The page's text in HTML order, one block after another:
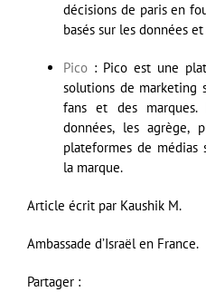
décisions de paris en
basés sur les données
Pico : Pico est une
solutions de marketing
fans et des
données, les agrège,
plateformes de
la marque.
Article écrit par Kaushik M.
Ambassade d’Israël en France.
Partager :